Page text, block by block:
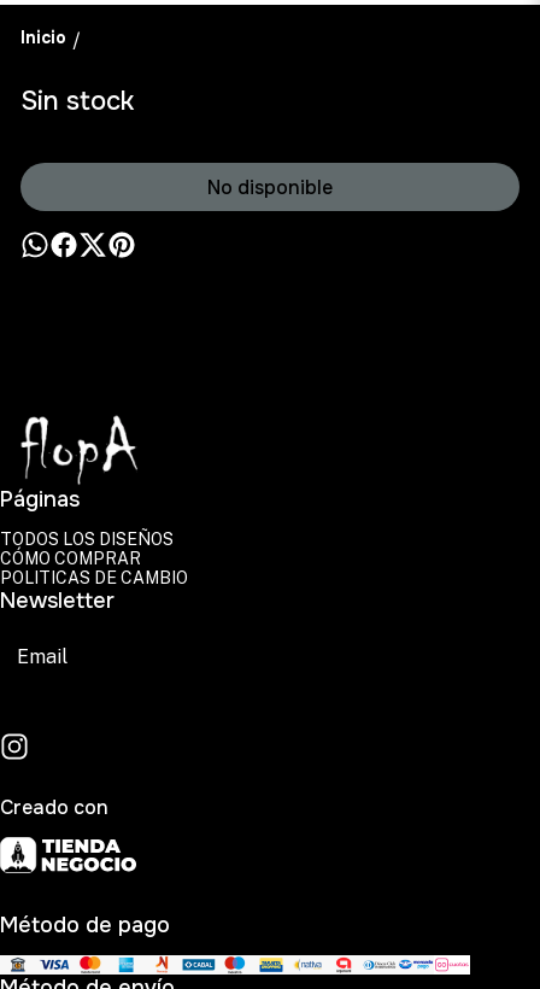
Inicio /
Sin stock
No disponible
Páginas
TODOS LOS DISEÑOS
CÓMO COMPRAR
POLITICAS DE CAMBIO
Newsletter
Creado con
Método de pago